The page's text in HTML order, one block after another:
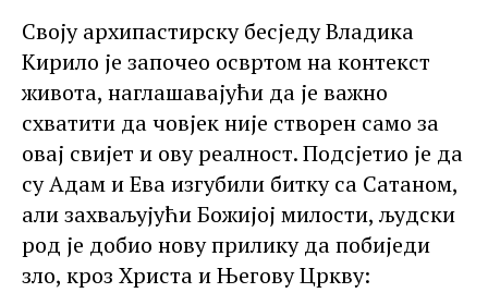
Своју архипастирску бесједу Владика
Кирило је започео освртом на контекст
живота, наглашавајући да је важно
схватити да човјек није створен само за
овај свијет и ову реалност. Подсјетио је да
су Адам и Ева изгубили битку са Сатаном,
али захваљујући Божијој милости, људски
род је добио нову прилику да побиједи
зло, кроз Христа и Његову Цркву: